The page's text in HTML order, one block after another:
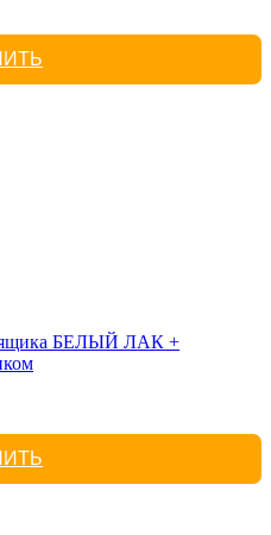
ящика БЕЛЫЙ ЛАК +